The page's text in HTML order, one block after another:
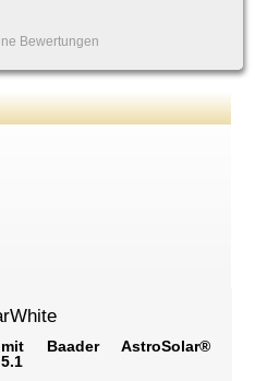
Bewertungen
Baader AstroSolar®